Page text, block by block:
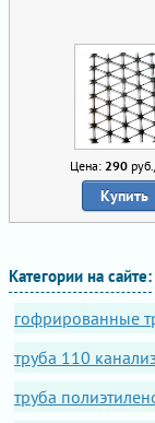
Цена: 290
Купить
Категории на сайте:
гофрированные
труба 110
труба